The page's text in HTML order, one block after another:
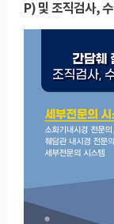
P) 및 조직검사,